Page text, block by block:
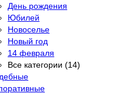
День рождения
Юбилей
Новоселье
Новый год
14 февраля
Все категории (14)